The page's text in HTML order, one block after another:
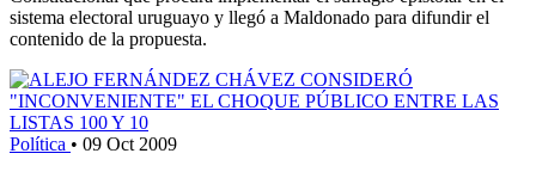
sistema electoral uruguayo y llegó a Maldonado para difundir el
contenido de la propuesta.
Política • 09 Oct 2009